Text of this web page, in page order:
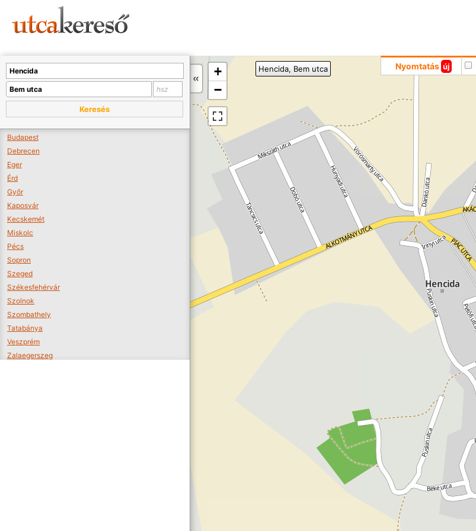
+
−
Nyomtatás új
Hencida, Bem utca
Keresés
Budapest
Debrecen
Eger
Érd
Győr
Kaposvár
Kecskemét
Miskolc
Pécs
Sopron
Szeged
Székesfehérvár
Szolnok
Szombathely
Tatabánya
Veszprém
Zalaegerszeg
A térképet kicsinyíteni kell, hogy látszódjanak a boltok.
Boltok látszódjanak >>